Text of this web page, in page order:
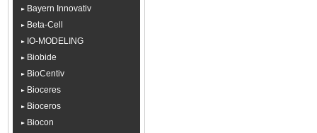
Bayern Innovativ
Beta-Cell
IO-MODELING
Biobide
BioCentiv
Bioceres
Bioceros
Biocon